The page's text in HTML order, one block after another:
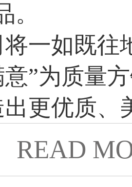
。
如既往
”为质量
更优质、
READ